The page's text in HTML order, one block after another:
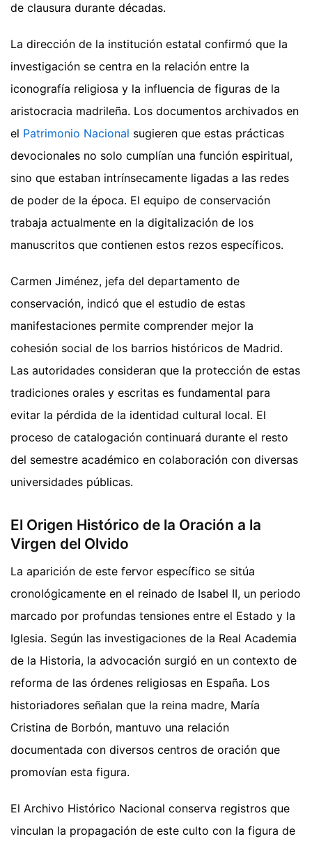
de clausura durante décadas.
La dirección de la institución estatal confirmó que la
investigación se centra en la relación entre la
iconografía religiosa y la influencia de figuras de la
aristocracia madrileña. Los documentos archivados en
el Patrimonio Nacional sugieren que estas prácticas
devocionales no solo cumplían una función espiritual,
sino que estaban intrínsecamente ligadas a las redes
de poder de la época. El equipo de conservación
trabaja actualmente en la digitalización de los
manuscritos que contienen estos rezos específicos.
Carmen Jiménez, jefa del departamento de
conservación, indicó que el estudio de estas
manifestaciones permite comprender mejor la
cohesión social de los barrios históricos de Madrid.
Las autoridades consideran que la protección de estas
tradiciones orales y escritas es fundamental para
evitar la pérdida de la identidad cultural local. El
proceso de catalogación continuará durante el resto
del semestre académico en colaboración con diversas
universidades públicas.
El Origen Histórico de la Oración a la
Virgen del Olvido
La aparición de este fervor específico se sitúa
cronológicamente en el reinado de Isabel II, un periodo
marcado por profundas tensiones entre el Estado y la
Iglesia. Según las investigaciones de la Real Academia
de la Historia, la advocación surgió en un contexto de
reforma de las órdenes religiosas en España. Los
historiadores señalan que la reina madre, María
Cristina de Borbón, mantuvo una relación
documentada con diversos centros de oración que
promovían esta figura.
El Archivo Histórico Nacional conserva registros que
vinculan la propagación de este culto con la figura de